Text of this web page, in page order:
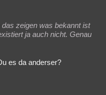
zeigen was bekannt ist
ja auch nicht. Genau
es da anderser?